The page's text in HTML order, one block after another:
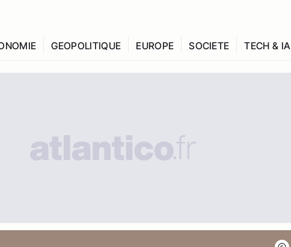
GEOPOLITIQUE EUROPE SOCIETE TECH & IA